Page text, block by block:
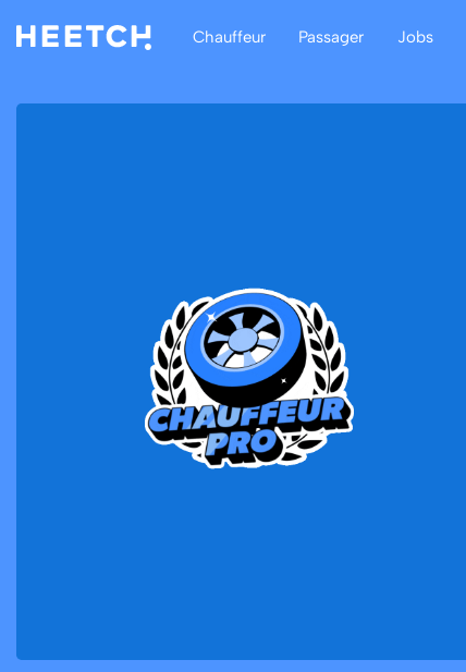
Chauffeur Passager Jobs